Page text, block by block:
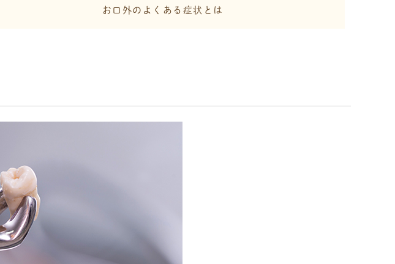
お口外のよくある症状とは